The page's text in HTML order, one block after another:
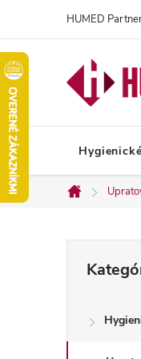
obsah
HUMED
Domov
č
kategórie